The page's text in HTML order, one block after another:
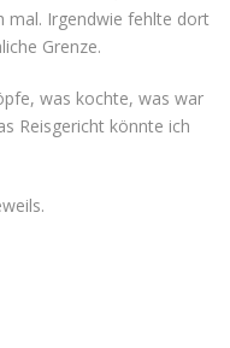
mal. Irgendwie fehlte dort
Grenze.
was kochte, was war
Reisgericht könnte ich